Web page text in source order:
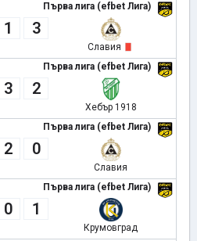
Първа лига (efbet Лига)
1 3
Славия
Първа лига (efbet Лига)
3 2
Хебър 1918
Първа лига (efbet Лига)
2 0
Славия
Първа лига (efbet Лига)
0 1
Крумовград